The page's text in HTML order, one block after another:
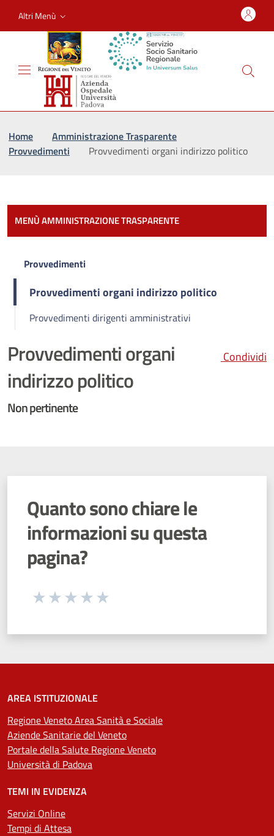
Altri Menù
Home
Amministrazione Trasparente
Provvedimenti
Provvedimenti organi indirizzo politico
MENÙ AMMINISTRAZIONE TRASPARENTE
Provvedimenti
Provvedimenti organi indirizzo politico
Provvedimenti dirigenti amministrativi
Provvedimenti organi
indirizzo politico
Condividi
Non pertinente
Quanto sono chiare le
informazioni su questa
pagina?
Seleziona una valutazione da 1 a 5 stelle
AREA ISTITUZIONALE
Regione Veneto Area Sanità e Sociale
Aziende Sanitarie del Veneto
Portale della Salute Regione Veneto
Università di Padova
TEMI IN EVIDENZA
Servizi Online
Tempi di Attesa